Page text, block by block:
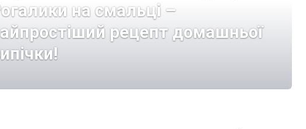
на смальці –
рецепт домашньої